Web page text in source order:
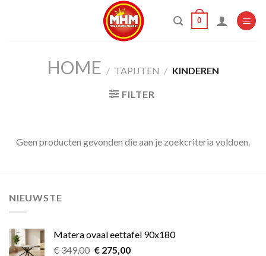
0
HOME / TAPIJTEN / KINDEREN
FILTER
Geen producten gevonden die aan je zoekcriteria voldoen.
NIEUWSTE
Matera ovaal eettafel 90x180
€349,00 Oorspronkelijke
€275,00Huidige